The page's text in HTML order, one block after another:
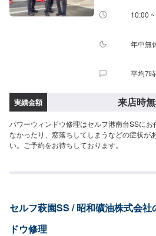
10:00
年中無
平均7
実績金額 来店時
パワーウィンドウ修理はセルフ港南台SSに
なかったり、窓落ちしてしまうなどの症状が
い。ご予約をお待ちしております。
セルフ萩園SS / 昭和礦油株式会社
ドウ修理